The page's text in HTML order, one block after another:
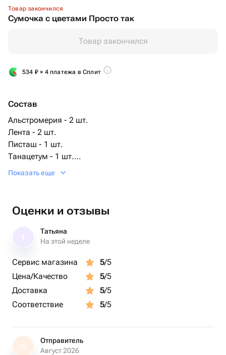
Товар закончился
Сумочка с цветами Просто так
Товар закончился
534 ₽ × 4 платежа в Сплит
Состав
Альстромерия - 2 шт.
Лента - 2 шт.
Писташ - 1 шт.
Танацетум - 1 шт.
Хризантема кустовая - 2 шт.
Сумочка - 1 шт.
Оазис флористический - 1 шт.
Показать еще
Оценки и отзывы
Татьяна
На этой неделе
Сервис магазина 5/5
Цена/Качество
5/5
Доставка
5/5
Соответствие
5/5
О
Отправитель
Август 2026